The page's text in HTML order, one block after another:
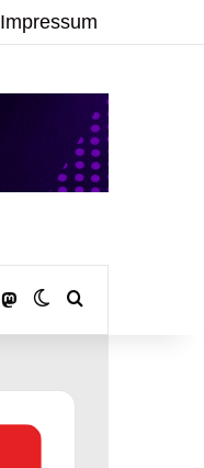
Impressum
MastodonSkin umschalten